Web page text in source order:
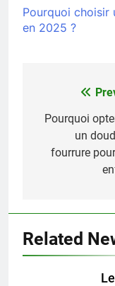
Pourquoi
en 2025 ?
de
l’article
Pourquoi
un
fourrure
Related